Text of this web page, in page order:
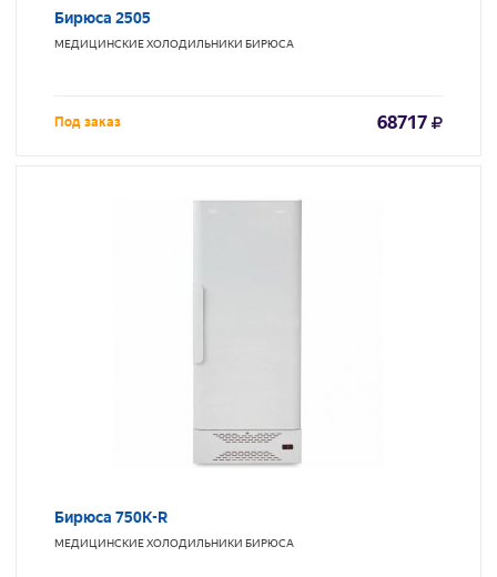
Бирюса 2505
МЕДИЦИНСКИЕ ХОЛОДИЛЬНИКИ БИРЮСА
Под заказ 68717
Бирюса 750K-R
МЕДИЦИНСКИЕ ХОЛОДИЛЬНИКИ БИРЮСА